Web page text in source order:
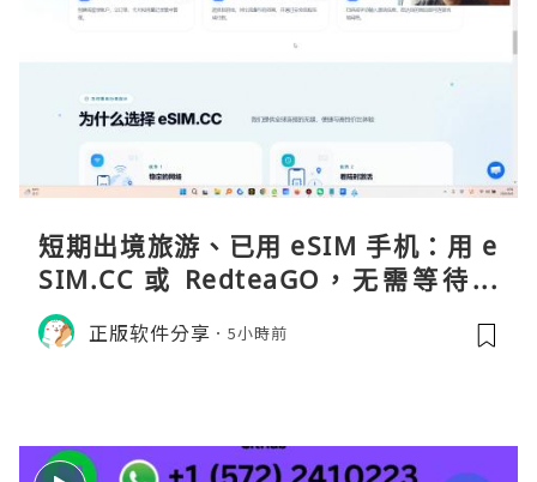
短期出境旅游、已用 eSIM 手机：用 e
SIM.CC 或 RedteaGO，无需等待收
货。需要“当地号码 + 通话短信”（如
打车、外卖、客户联络）：优先 Redt
正版软件分享 5小時前